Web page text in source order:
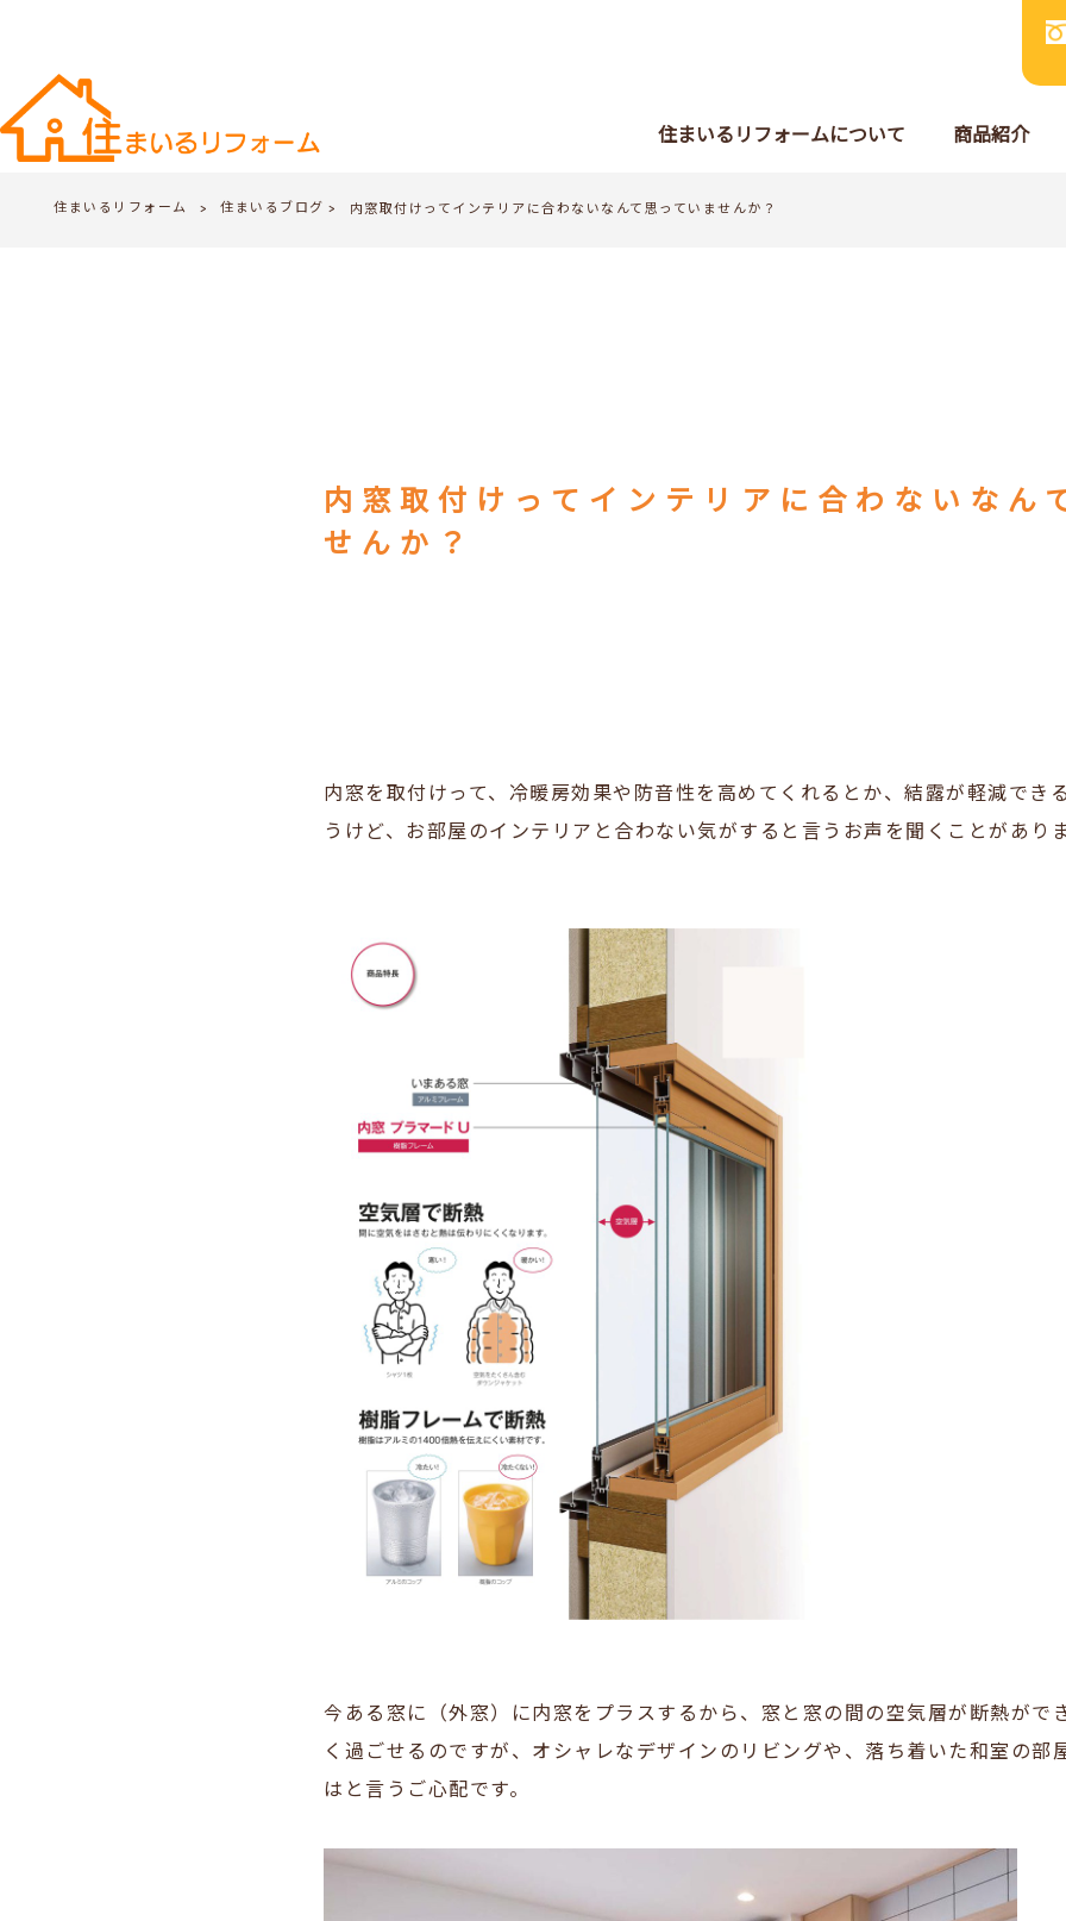
住まいるリフォームについて 商品紹介
住まいるリフォーム > 住まいるブログ > 内窓取付けってインテリアに合わないなんて思っていませんか？
内窓取付けってインテリアに合わないなん
せんか？
内窓を取付けって、冷暖房効果や防音性を高めてくれるとか、結露が軽減でき
うけど、お部屋のインテリアと合わない気がすると言うお声を聞くことがありま
今ある窓に（外窓）に内窓をプラスするから、窓と窓の間の空気層が断熱がで
く過ごせるのですが、オシャレなデザインのリビングや、落ち着いた和室の部
はと言うご心配です。